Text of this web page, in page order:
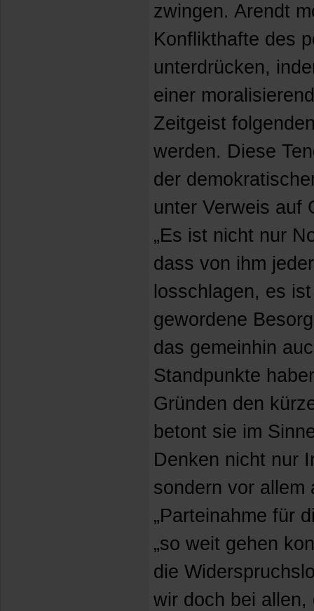
zwingen. Arendt
Konflikthafte des
unterdrücken,
einer
Zeitgeist
werden. Diese
der
unter Verweis auf
„Es ist nicht nur
dass von ihm
losschlagen, es
gewordene
das gemeinhin
Standpunkte
Gründen den
betont sie im
Denken nicht nur
sondern vor allem
„Parteinahme für
„so weit gehen
die
wir doch bei